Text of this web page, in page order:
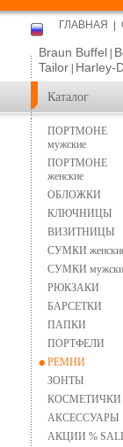
Каталог
ГЛАВНАЯ
Braun Buffel
Tailor Harley-
ПОРТМОНЕ
мужские
ПОРТМОНЕ
женские
ОБЛОЖКИ
КЛЮЧНИЦЫ
ВИЗИТНИЦЫ
СУМКИ
СУМКИ
РЮКЗАКИ
БАРСЕТКИ
ПАПКИ
ПОРТФЕЛИ
РЕМНИ
ЗОНТЫ
КОСМЕТИЧКИ
АКСЕССУАРЫ
АКЦИИ %